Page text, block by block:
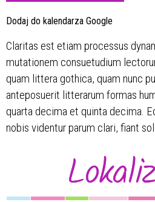
Organizator
Dodaj do kalendarza Google
Claritas est etiam processus
mutationem consuetudium
quam littera gothica, quam nunc
anteposuerit litterarum formas
quarta decima et quinta decima.
nobis videntur parum clari, fiant